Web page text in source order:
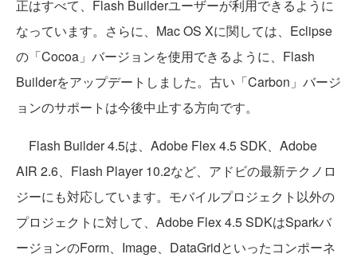
正はすべて、Flash Builderユーザーが利用できるように
なっています。さらに、Mac OS Xに関しては、Eclipse
の「Cocoa」バージョンを使用できるように、Flash
Builderをアップデートしました。古い「Carbon」バージ
ョンのサポートは今後中止する方向です。
Flash Builder 4.5は、Adobe Flex 4.5 SDK、Adobe
AIR 2.6、Flash Player 10.2など、アドビの最新テクノロ
ジーにも対応しています。モバイルプロジェクト以外の
プロジェクトに対して、Adobe Flex 4.5 SDKはSparkバ
ージョンのForm、Image、DataGridといったコンポーネ